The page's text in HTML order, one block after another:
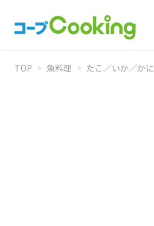
TOP > 魚料理 > たこ／いか／かに